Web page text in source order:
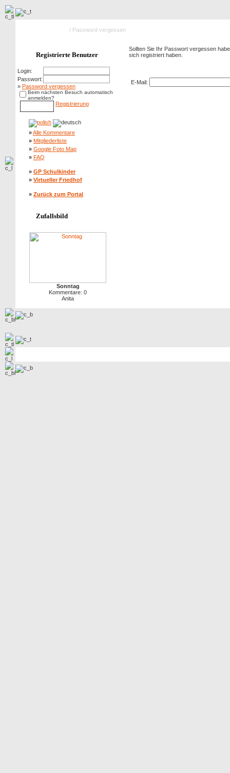
/ Password vergessen
Registrierte Benutzer
Login:
Passwort:
» Password vergessen
Beim nächsten Besuch automatisch
anmelden?
Registrierung
»Alle Kommentare
» Mitgliederliste
» Google Foto Map
» FAQ
» GP Schulkinder
» Virtueller Friedhof
» Zurück zum Portal
Zufallsbild
Sonntag
Kommentare: 0
Anita
Sollten Sie Ihr Passwort vergessen
sich registriert haben.
E-Mail: